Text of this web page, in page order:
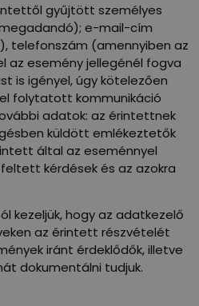
gyűjtött személyes
e-mail-cím
telefonszám (amennyiben az
az esemény jellegénél fogva
is igényel, úgy kötelezően
folytatott kommunikáció
adatok: az érintettnek
küldött emlékeztetők
által az eseménnyel
kérdések és az azokra
kezeljük, hogy az adatkezelő
az érintett részvételét
iránt érdeklődők, illetve
dokumentálni tudjuk.